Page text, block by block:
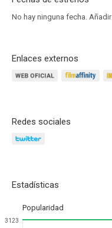
No hay ninguna fecha. Añadir
Enlaces externos
Redes sociales
Estadísticas
Popularidad
3123